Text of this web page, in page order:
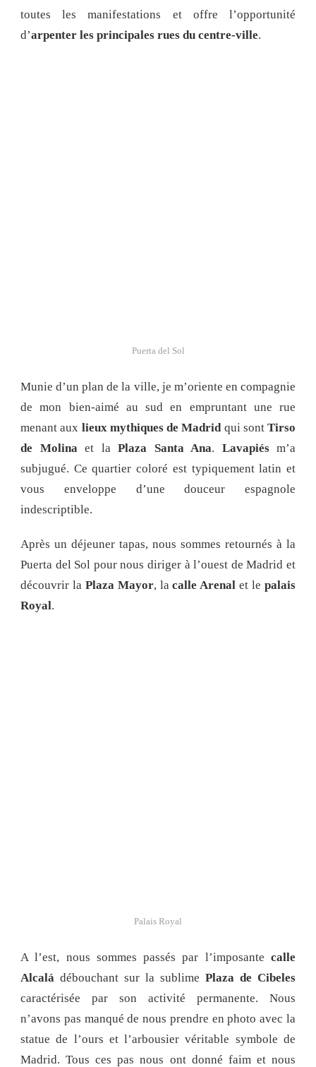
toutes les manifestations et offre l’opportunité
d’arpenter les principales rues du centre-ville.
Puerta del Sol
Munie d’un plan de la ville, je m’oriente en compagnie
de mon bien-aimé au sud en empruntant une rue
menant aux lieux mythiques de Madridqui sont Tirso
de Molinaet la Plaza Santa Ana. Lavapiésm’a
subjugué. Ce quartier coloré est typiquement latin et
vous enveloppe d’une douceur espagnole
indescriptible.
Après un déjeuner tapas, nous sommes retournés à la
Puerta del Sol pour nous diriger à l’ouest de Madrid et
découvrir la Plaza Mayor, lacalle Arenal et lepalais
Royal.
Palais Royal
A l’est, nous sommes passés par l’imposante calle
Alcalá débouchant sur la sublime Plaza de Cibeles
caractérisée par son activité permanente. Nous
n’avons pas manqué de nous prendre en photo avec la
statue de l’ours et l’arbousier véritable symbole de
Madrid. Tous ces pas nous ont donné faim et nous